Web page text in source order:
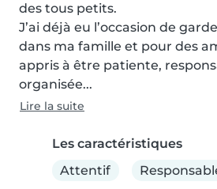
des tous petits.
J’ai déjà eu l’occasion de
dans ma famille et pour des
appris à être patiente,
organisée...
Lire la suite
Les caractéristiques
Attentif